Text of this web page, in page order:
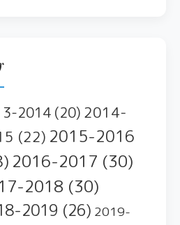
2014 (20) 2014-
(22) 2015-2016
2016-2017 (30)
2018 (30)
2019 (26) 2019-